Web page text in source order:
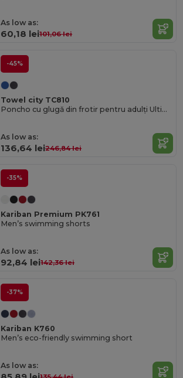
As low as:
60,18 lei101,06 lei
-45%
Towel city TC810
Poncho cu glugă din frotir pentru adulți Ultimate Comfort
As low as:
136,64 lei246,84 lei
-35%
Kariban Premium PK761
Men’s swimming shorts
As low as:
92,84 lei142,36 lei
-37%
Kariban K760
Men’s eco-friendly swimming short
As low as: